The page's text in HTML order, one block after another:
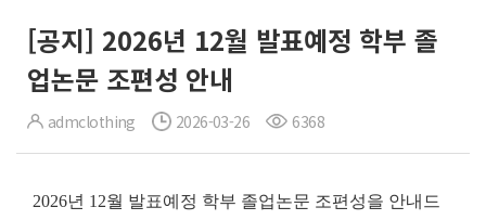
[공지] 2026년 12월 발표예정 학부 졸
업논문 조편성 안내
admclothing 2026-03-26 6368
2026년 12월 발표예정 학부 졸업논문 조편성을 안내드